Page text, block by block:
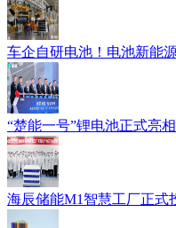
车企自研电池！电池新能
“楚能一号”锂电池正式亮
海辰储能M1智慧工厂正式